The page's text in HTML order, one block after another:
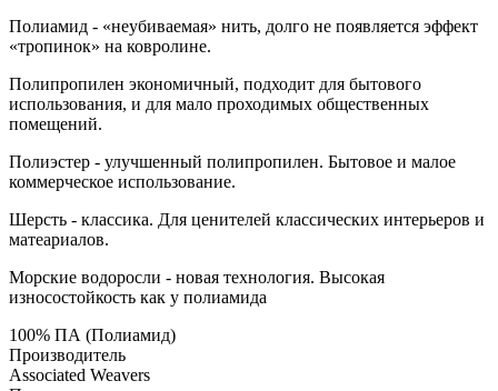
Полиамид - «неубиваемая» нить, долго не появляется эффект
«тропинок» на ковролине.
Полипропилен экономичный, подходит для бытового
использования, и для мало проходимых общественных
помещений.
Полиэстер - улучшенный полипропилен. Бытовое и малое
коммерческое использование.
Шерсть - классика. Для ценителей классических интерьеров и
матеариалов.
Морские водоросли - новая технология. Высокая
износостойкость как у полиамида
100% ПА (Полиамид)
Производитель
Associated Weavers